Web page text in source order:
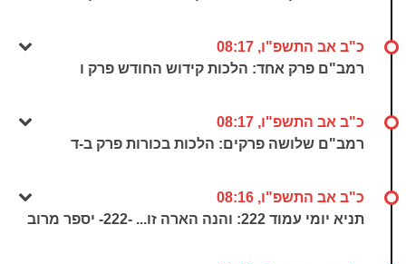
כ"ב אב התשפ"ו, 08:17
רמב"ם פרק אחד: הלכות קידוש החודש פרק ו
כ"ב אב התשפ"ו, 08:17
רמב"ם שלושה פרקים: הלכות בכורות פרק ב-ד
כ"ב אב התשפ"ו, 08:16
תניא יומי עמוד 222: והנה הארה זו... -222- יספר מרוב